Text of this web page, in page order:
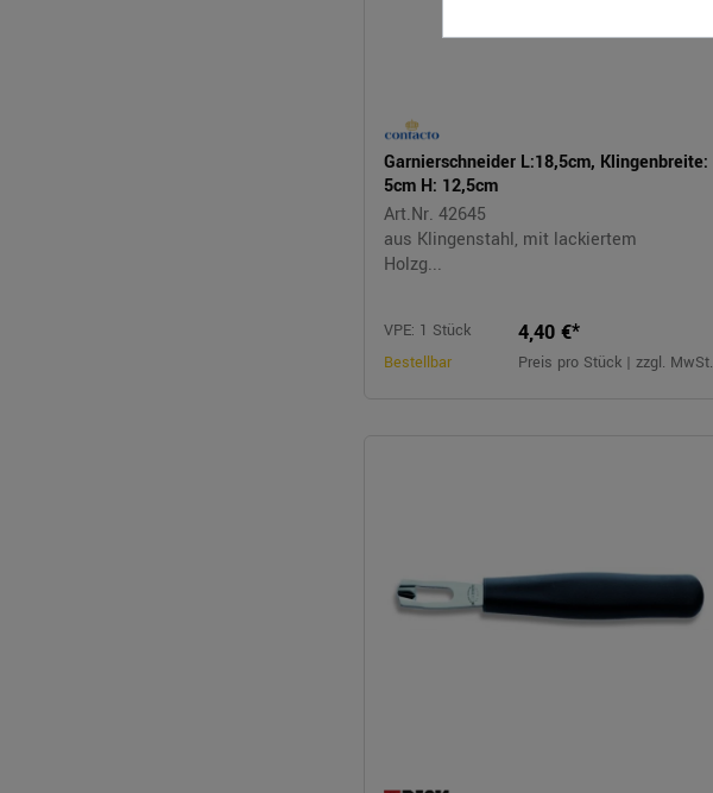
Garnierschneider L:18,5cm, Klingenbreite:
5cm H: 12,5cm
Art.Nr. 42645
aus Klingenstahl, mit lackiertem
Holzg...
VPE: 1 Stück
Bestellbar
4,40 €*
Preis pro Stück | zzgl. MwSt.